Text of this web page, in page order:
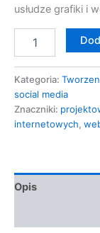
usłudze grafiki i
Kategoria:
social media
Znaczniki:
internetowych,
Opis